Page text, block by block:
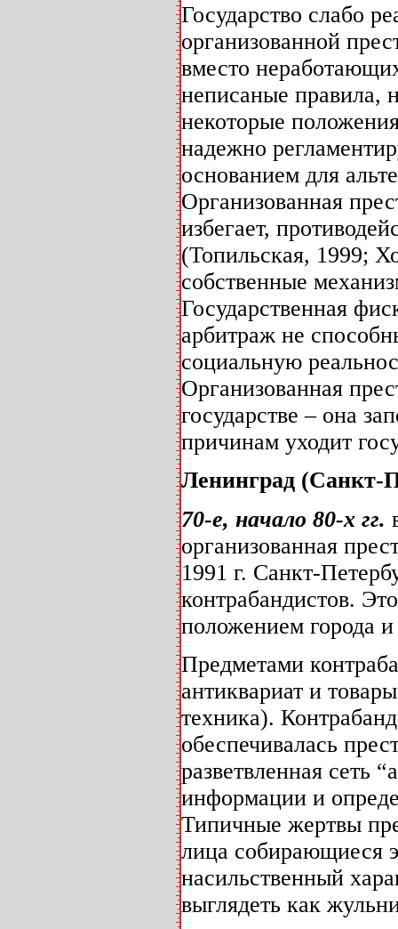
Государство слабо
организованной
вместо
неписаные правила,
некоторые
надежно
основанием для
Организованная
избегает,
(Топильская, 1999;
собственные
Государственная
арбитраж не
социальную
Организованная
государстве – она
причинам уходит
Ленинград (Санкт-
70-е, начало 80-х гг.
организованная
1991 г. Санкт-
контрабандистов.
положением города
Предметами
антиквариат и
техника).
обеспечивалась
разветвленная сеть
информации и
Типичные жертвы
лица собирающиеся
насильственный
выглядеть как